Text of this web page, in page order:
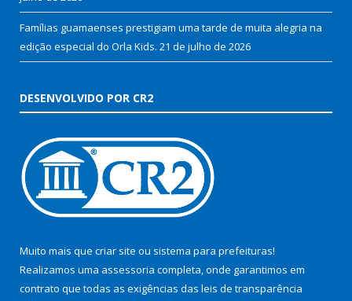
Famílias guamaenses prestigiam uma tarde de muita alegria na
edição especial do Orla Kids. 21 de julho de 2026
DESENVOLVIDO POR CR2
Muito mais que criar site ou sistema para prefeituras!
Realizamos uma assessoria completa, onde garantimos em
contrato que todas as exigências das leis de transparência